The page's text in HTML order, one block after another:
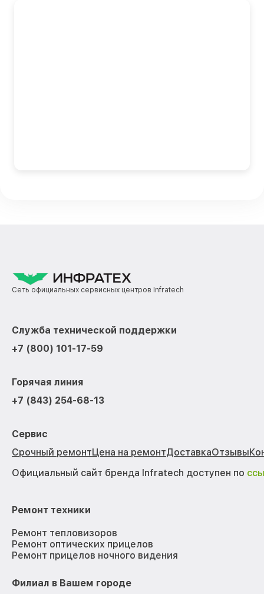
Сеть официальных сервисных центров Infratech
Служба технической поддержки
+7 (800) 101-17-59
Горячая линия
+7 (843) 254-68-13
Сервис
Срочный ремонтЦена на ремонтДоставкаОтзывы
Официальный сайт бренда Infratech доступен по
Ремонт техники
Ремонт тепловизоров
Ремонт оптических прицелов
Ремонт прицелов ночного видения
Филиал в Вашем городе